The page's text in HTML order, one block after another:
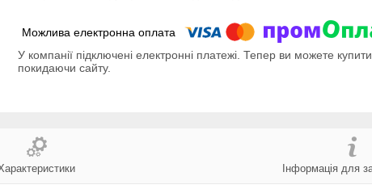
У компанії підключені електронні платежі. Тепер ви можете
покидаючи сайту.
Інформація для